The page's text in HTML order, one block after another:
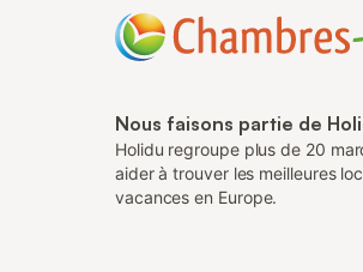
Nous faisons partie de
Holidu regroupe plus de 20
aider à trouver les meilleures
vacances en Europe.